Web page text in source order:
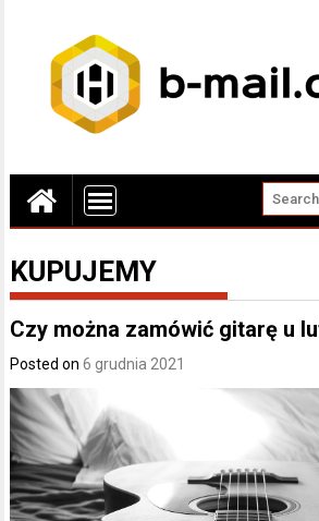
KUPUJEMY
Czy można zamówić gitarę u
Posted on6 grudnia 2021